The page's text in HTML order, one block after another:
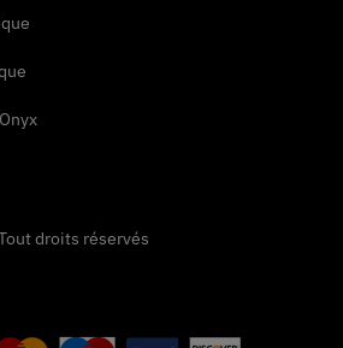
droits réservés